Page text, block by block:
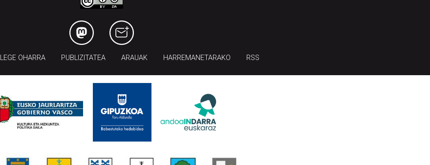
LEGE OHARRA PUBLIZITATEA ARAUAK HARREMANETARAKO RSS